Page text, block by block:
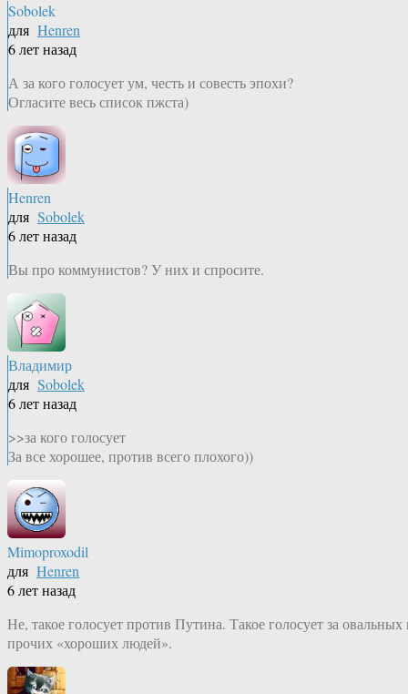
Sobolek
для Henren
6 лет назад
А за кого голосует ум, честь и совесть эпохи?
Огласите весь список пжста)
Henren
для Sobolek
6 лет назад
Вы про коммунистов? У них и спросите.
Владимир
для Sobolek
6 лет назад
>>за кого голосует
За все хорошее, против всего плохого))
Mimoproxodil
для Henren
6 лет назад
Не, такое голосует против Путина. Такое голосует за овальных
прочих «хороших людей».